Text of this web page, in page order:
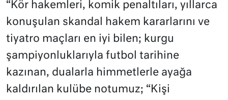
“Kör hakemleri, komik penaltıları, yıllarca
konuşulan skandal hakem kararlarını ve
tiyatro maçları en iyi bilen; kurgu
şampiyonluklarıyla futbol tarihine
kazınan, dualarla himmetlerle ayağa
kaldırılan kulübe notumuz; “Kişi